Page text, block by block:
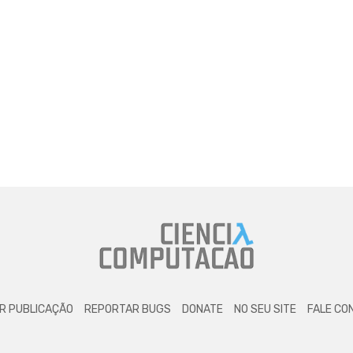
PUBLICAÇÃO REPORTAR BUGS DONATE NO SEU SITE FALE